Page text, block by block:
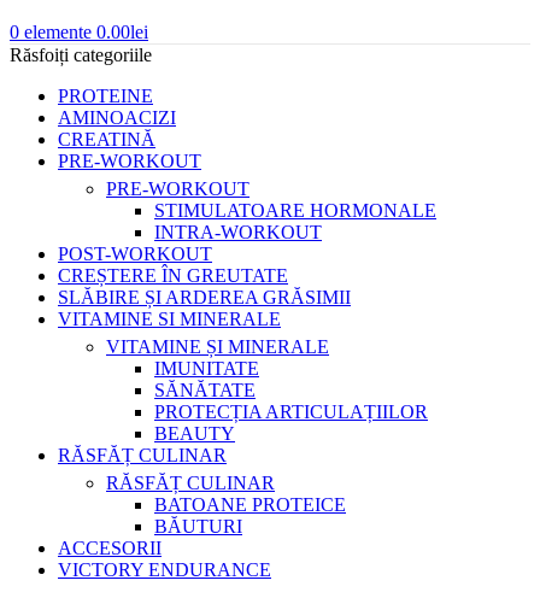
0 elemente 0.00lei
Răsfoiți categoriile
PROTEINE
AMINOACIZI
CREATINĂ
PRE-WORKOUT
PRE-WORKOUT
STIMULATOARE HORMONALE
INTRA-WORKOUT
POST-WORKOUT
CREȘTERE ÎN GREUTATE
SLĂBIRE ȘI ARDEREA GRĂSIMII
VITAMINE SI MINERALE
VITAMINE ȘI MINERALE
IMUNITATE
SĂNĂTATE
PROTECȚIA ARTICULAȚIILOR
BEAUTY
RĂSFĂȚ CULINAR
RĂSFĂȚ CULINAR
BATOANE PROTEICE
BĂUTURI
ACCESORII
VICTORY ENDURANCE